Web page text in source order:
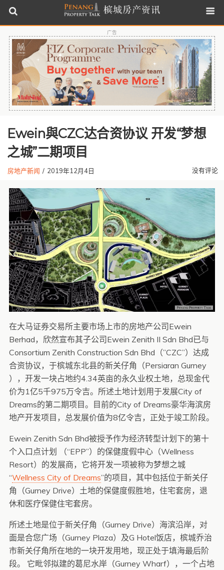
广告
Ewein與CZC达合资协议 开发“梦想
之城”二期项目
房地产新闻 / 2019年12月4日 没有评论
在大马证券交易所主要市场上市的房地产公司Ewein
Berhad，欣然宣布其子公司Ewein Zenith II Sdn Bhd已与
Consortium Zenith Construction Sdn Bhd（”CZC”）达成
合资协议，于槟城东北县的新关仔角（Persiaran Gurney
），开发一块占地约4.34英亩的永久业权土地，总现金代
价为1亿5千975万令吉。所述土地计划用于发展City of
Dreams的第二期项目。目前的City of Dreams豪华海滨房
地产开发项目，总发展价值为8亿令吉，正处于竣工阶段。
Ewein Zenith Sdn Bhd被授予作为经济转型计划下的第十
个入口点计划 （“EPP”）的保健度假中心（Wellness
Resort）的发展商，它将开发一项被称为梦想之城
“Wellness City of Dreams”的项目，其中包括位于新关仔
角（Gurney Drive）土地的保健度假胜地，住宅套房，退
休和医疗保健住宅套房。
所述土地是位于新关仔角（Gurney Drive）海滨沿岸，对
面是合您广场（Gurney Plaza）及G Hotel饭店，槟城乔治
市新关仔角所在地的一块开发用地，现正处于填海最后阶
段。 它毗邻拟建的葛尼水岸（Gurney Wharf），一个占地